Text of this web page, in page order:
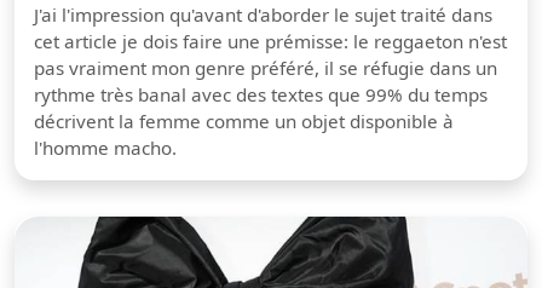
J'ai l'impression qu'avant d'aborder le sujet traité dans
cet article je dois faire une prémisse: le reggaeton n'est
pas vraiment mon genre préféré, il se réfugie dans un
rythme très banal avec des textes que 99% du temps
décrivent la femme comme un objet disponible à
l'homme macho.